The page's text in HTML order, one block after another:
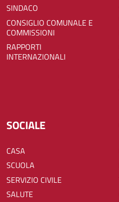
SINDACO
CONSIGLIO COMUNALE E
COMMISSIONI
RAPPORTI
INTERNAZIONALI
SOCIALE
CASA
SCUOLA
SERVIZIO CIVILE
SALUTE